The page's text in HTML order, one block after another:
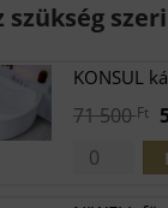
szükség
KONSUL
71 500Ft